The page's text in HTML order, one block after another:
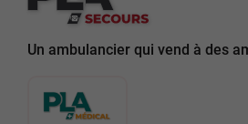
Un ambulancier qui vend à des